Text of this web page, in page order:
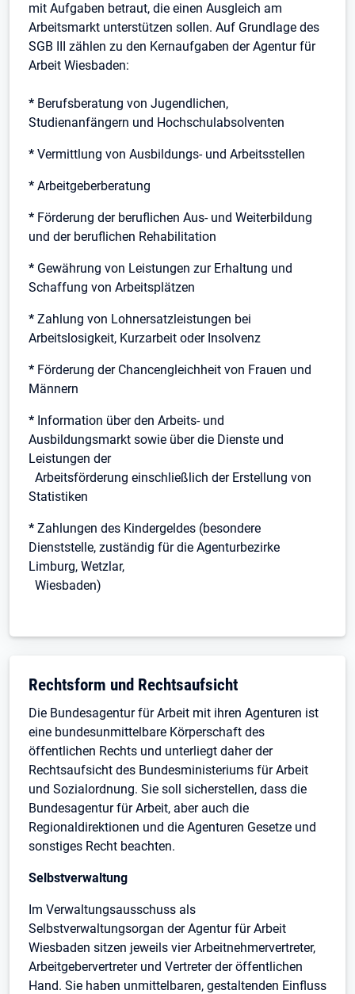
mit Aufgaben betraut, die einen Ausgleich am
Arbeitsmarkt unterstützen sollen. Auf Grundlage des
SGB III zählen zu den Kernaufgaben der Agentur für
Arbeit Wiesbaden:
* Berufsberatung von Jugendlichen,
Studienanfängern und Hochschulabsolventen
* Vermittlung von Ausbildungs- und Arbeitsstellen
* Arbeitgeberberatung
* Förderung der beruflichen Aus- und Weiterbildung
und der beruflichen Rehabilitation
* Gewährung von Leistungen zur Erhaltung und
Schaffung von Arbeitsplätzen
* Zahlung von Lohnersatzleistungen bei
Arbeitslosigkeit, Kurzarbeit oder Insolvenz
* Förderung der Chancengleichheit von Frauen und
Männern
* Information über den Arbeits- und
Ausbildungsmarkt sowie über die Dienste und
Leistungen der
Arbeitsförderung einschließlich der Erstellung von
Statistiken
* Zahlungen des Kindergeldes (besondere
Dienststelle, zuständig für die Agenturbezirke
Limburg, Wetzlar,
Wiesbaden)
Rechtsform und Rechtsaufsicht
Die Bundesagentur für Arbeit mit ihren Agenturen ist
eine bundesunmittelbare Körperschaft des
öffentlichen Rechts und unterliegt daher der
Rechtsaufsicht des Bundesministeriums für Arbeit
und Sozialordnung. Sie soll sicherstellen, dass die
Bundesagentur für Arbeit, aber auch die
Regionaldirektionen und die Agenturen Gesetze und
sonstiges Recht beachten.
Selbstverwaltung
Im Verwaltungsausschuss als
Selbstverwaltungsorgan der Agentur für Arbeit
Wiesbaden sitzen jeweils vier Arbeitnehmervertreter,
Arbeitgebervertreter und Vertreter der öffentlichen
Hand. Sie haben unmittelbaren, gestaltenden Einfluss